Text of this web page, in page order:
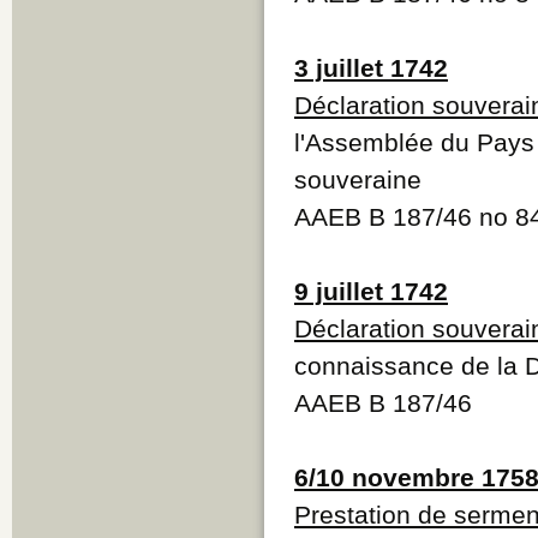
3 juillet 1742
Déclaration
l'Assemblée du
souveraine
AAEB B 187/46 no
9 juillet 1742
Déclaration
connaissance de la
AAEB B 187/46
6/10 novembre 1758
Prestation de